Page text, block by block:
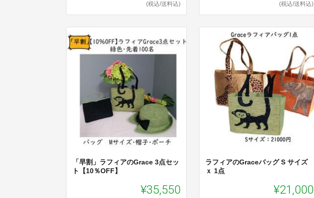
(税込/送料込) (税込/送料込)
「早割」ラフィアのGrace 3点セッ
ト【10％OFF】
¥35,550
ラフィアのGraceバッグ S サイズ
ｘ 1点
¥21,000